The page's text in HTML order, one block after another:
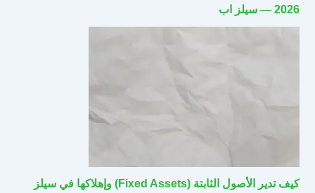
2026 — سيلز اب
كيف تدير الأصول الثابتة (Fixed Assets) وإهلاكها في سيلز